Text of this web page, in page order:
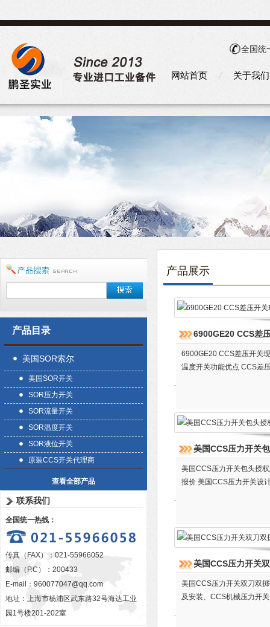
全国统
网站首页 关于我们
产品目录
美国SOR索尔
美国SOR开关
SOR压力开关
SOR流量开关
SOR温度开关
SOR液位开关
原装CCS开关代理商
查看全部产品
联系我们
全国统一热线：
传真（FAX）：021-55966052
邮编（P.C）：200433
E-mail： 960077047@qq.com
地址：上海市杨浦区武东路32号海达工业
园1号楼201-202室
产品展示
6900GE20 CCS差
6900GE20 CCS差压开关
温度开关功能优点 CCS差
美国CCS压力开关
美国CCS压力开关包头授
报价 美国CCS压力开关设
美国CCS压力开关
美国CCS压力开关双刀双
及安装、CCS机械压力开关